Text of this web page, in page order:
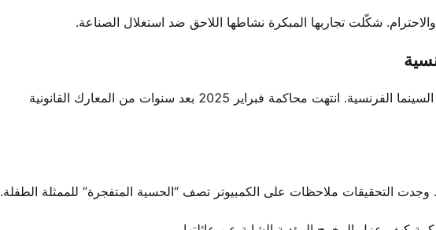
شكّلت تجاربها المبكرة نشاطها اللاحق ضد استغلال الصناعة.
أصدرت محكمة باريس حكماً سيعيد تعريف المسؤولية في السينما الفرنسية. انتهت محاكمة فبراير 2025 بعد سنوات من المعارك القانونية
التحقيقات ملاحظات على الكمبيوتر تصف “الحسية المتفجرة” للممثلة الطفلة.